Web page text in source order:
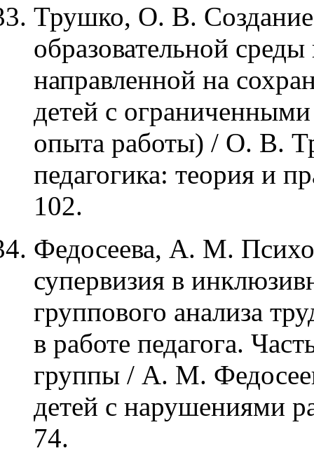
Трушко, О. В.
образовательной
направленной на
детей с
опыта работы) / О. В.
педагогика: теория и
102.
Федосеева, А. М.
супервизия в
группового анализа
в работе педагога.
группы / А. М.
детей с нарушениями
74.